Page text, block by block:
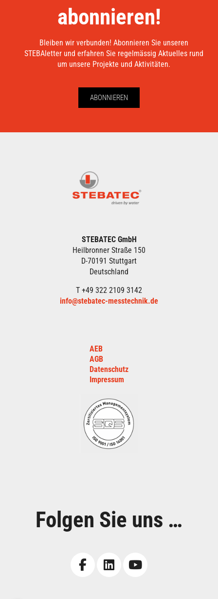
abonnieren!
Bleiben wir verbunden! Abonnieren Sie unseren
STEBAletter und erfahren Sie regelmässig Aktuelles rund
um unsere Projekte und Aktivitäten.
ABONNIEREN
STEBATEC GmbH
Heilbronner Straße 150
D-70191 Stuttgart
Deutschland
T +49 322 2109 3142
info@stebatec-messtechnik.de
AEB
AGB
Datenschutz
Impressum
Folgen Sie uns …